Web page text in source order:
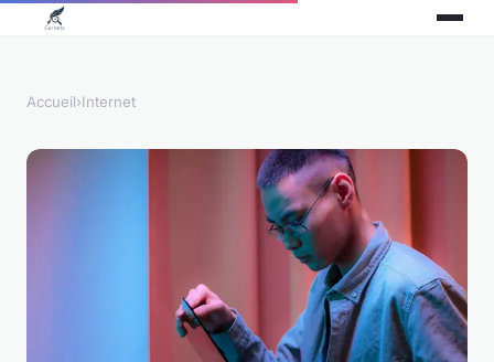
Accueil›Internet